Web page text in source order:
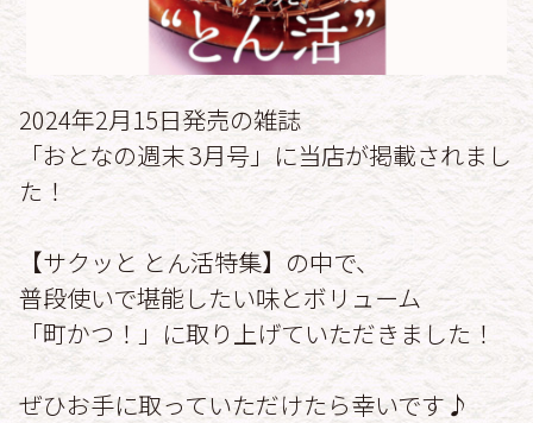
2024年2月15日発売の雑誌
「おとなの週末 3月号」に当店が掲載されまし
た！
【サクッと とん活特集】の中で、
普段使いで堪能したい味とボリューム
「町かつ！」に取り上げていただきました！
ぜひお手に取っていただけたら幸いです♪